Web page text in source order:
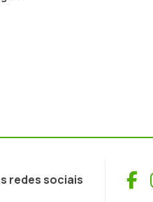
redes sociais